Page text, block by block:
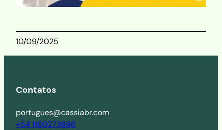
10/09/2025
Contatos
portugues@cassiabr.com
+54 1160273686